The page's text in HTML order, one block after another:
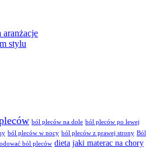
ból pleców na dole ból pleców po lewej
ból pleców w nocy ból pleców z prawej strony Ból
ból pleców dieta jaki materac na chory